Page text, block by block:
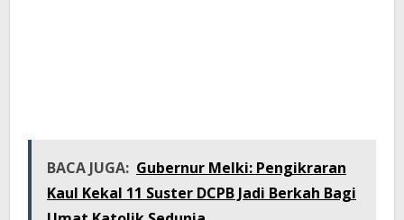
BACA JUGA: Gubernur Melki: Pengikraran
Kaul Kekal 11 Suster DCPB Jadi Berkah Bagi